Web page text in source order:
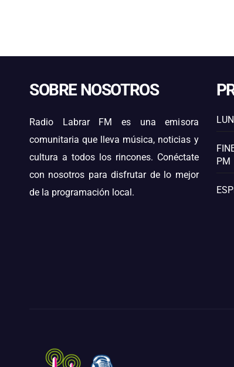
SOBRE NOSOTROS
Radio Labrar FM es una emisora
comunitaria que lleva música, noticias y
cultura a todos los rincones. Conéctate
con nosotros para disfrutar de lo mejor
de la programación local.
PM